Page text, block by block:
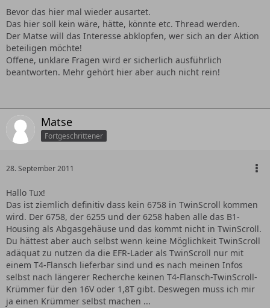
Bevor das hier mal wieder ausartet.
Das hier soll kein wäre, hätte, könnte etc. Thread werden.
Der Matse will das Interesse abklopfen, wer sich an der Aktion
beteiligen möchte!
Offene, unklare Fragen wird er sicherlich ausführlich
beantworten. Mehr gehört hier aber auch nicht rein!
Matse
Fortgeschrittener
28. September 2011
Hallo Tux!
Das ist ziemlich definitiv dass kein 6758 in TwinScroll kommen
wird. Der 6758, der 6255 und der 6258 haben alle das B1-
Housing als Abgasgehäuse und das kommt nicht in TwinScroll.
Du hättest aber auch selbst wenn keine Möglichkeit TwinScroll
adäquat zu nutzen da die EFR-Lader als TwinScroll nur mit
einem T4-Flansch lieferbar sind und es nach meinen Infos
selbst nach längerer Recherche keinen T4-Flansch-TwinScroll-
Krümmer für den 16V oder 1,8T gibt. Deswegen muss ich mir
ja einen Krümmer selbst machen ...